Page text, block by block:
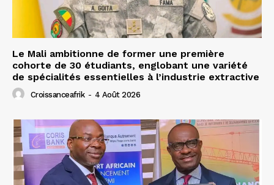
Le Mali ambitionne de former une première
cohorte de 30 étudiants, englobant une variété
de spécialités essentielles à l’industrie extractive
Croissanceafrik - 4 Août 2026